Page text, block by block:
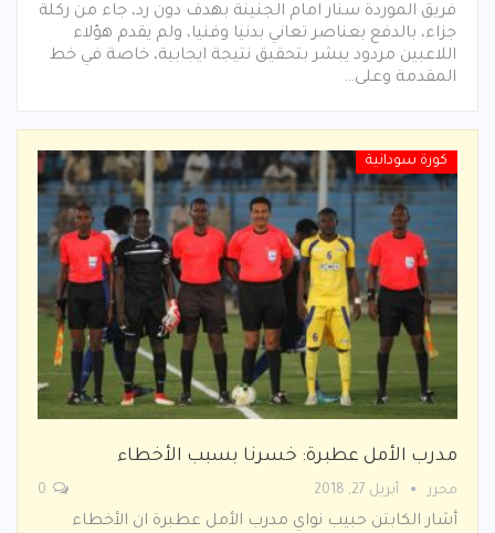
فريق الموردة سنار امام الجنينة بهدف دون رد، جاء من ركلة
جزاء، بالدفع بعناصر تعاني بدنيا وفنيا، ولم يقدم هؤلاء
اللاعبين مردود يبشر بتحقيق نتيجة ايجابية، خاصة في خط
المقدمة وعلى…
كورة سودانية
مدرب الأمل عطبرة: خسرنا بسبب الأخطاء
محرر أبريل 27, 2018
أشار الكابتن حبيب نواي مدرب الأمل عطبرة ان الأخطاء